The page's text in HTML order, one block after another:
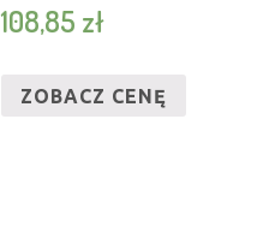
108,85 zł
ZOBACZ CENĘ